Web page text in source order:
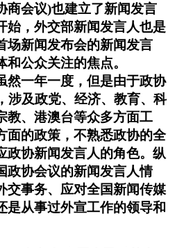
商会议)也建立了新闻发言
始，外交部新闻发言人也是
场新闻发布会的新闻发言
公众关注的焦点。
然一年一度，但是由于政协
涉及政党、经济、教育、科
教、港澳台等众多方面工
面的政策，不熟悉政协的全
政协新闻发言人的角色。纵
政协会议的新闻发言人情
交事务、应对全国新闻传媒
是从事过外宣工作的领导和